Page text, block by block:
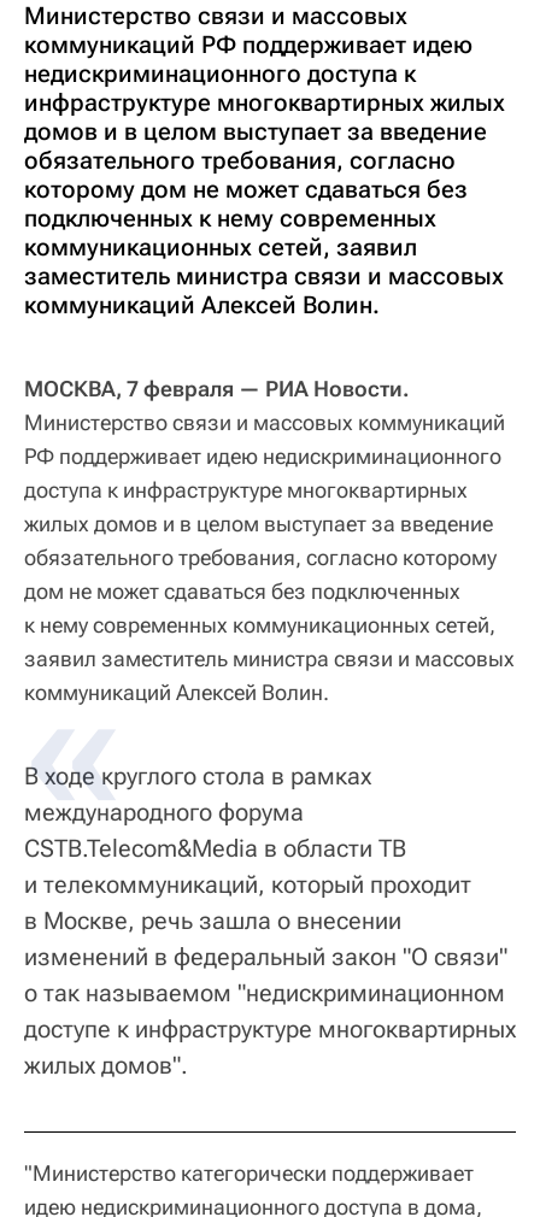
Министерство связи и массовых
коммуникаций РФ поддерживает идею
недискриминационного доступа к
инфраструктуре многоквартирных жилых
домов и в целом выступает за введение
обязательного требования, согласно
которому дом не может сдаваться без
подключенных к нему современных
коммуникационных сетей, заявил
заместитель министра связи и массовых
коммуникаций Алексей Волин.
МОСКВА, 7 февраля — РИА Новости.
Министерство связи и массовых коммуникаций
РФ поддерживает идею недискриминационного
доступа к инфраструктуре многоквартирных
жилых домов и в целом выступает за введение
обязательного требования, согласно которому
дом не может сдаваться без подключенных
к нему современных коммуникационных сетей,
заявил заместитель министра связи и массовых
коммуникаций Алексей Волин.
В ходе круглого стола в рамках
международного форума
CSTB.Telecom&Media в области ТВ
и телекоммуникаций, который проходит
в Москве, речь зашла о внесении
изменений в федеральный закон "О связи"
о так называемом "недискриминационном
доступе к инфраструктуре многоквартирных
жилых домов".
"Министерство категорически поддерживает
идею недискриминационного доступа в дома,